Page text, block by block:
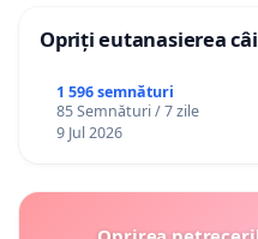
Opriți eutanasierea
1 596 semnături
85 Semnături / 7 zile
9 Jul 2026